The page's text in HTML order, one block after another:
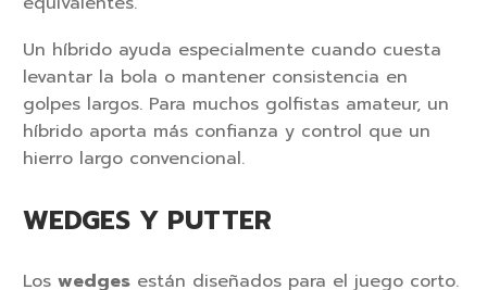
Un híbrido ayuda especialmente cuando cuesta
levantar la bola o mantener consistencia en
golpes largos. Para muchos golfistas amateur, un
híbrido aporta más confianza y control que un
hierro largo convencional.
WEDGES Y PUTTER
Los wedges están diseñados para el juego corto.